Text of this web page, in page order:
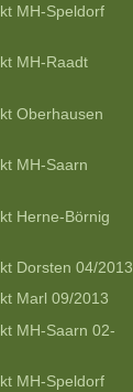
MH-Speldorf
MH-Raadt
Oberhausen
MH-Saarn
Herne-Börnig
Dorsten 04/2013
Marl 09/2013
MH-Saarn 02-
MH-Speldorf